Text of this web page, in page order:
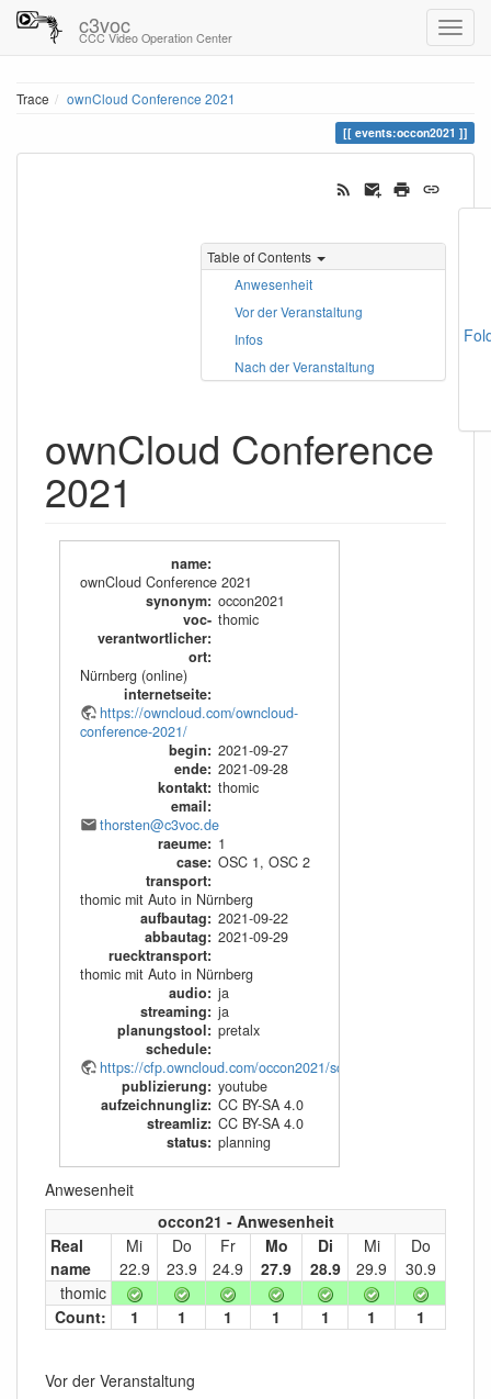
c3voc
CCC Video Operation Center
Trace ownCloud Conference 2021
events:occon2021
Table of Contents
Anwesenheit
Vor der Veranstaltung
Infos
Nach der Veranstaltung
ownCloud Conference
2021
name:
ownCloud Conference 2021
synonym: occon2021
voc-
verantwortlicher:
thomic
ort:
Nürnberg (online)
internetseite:
https://owncloud.com/owncloud-
conference-2021/
begin: 2021-09-27
ende: 2021-09-28
kontakt: thomic
email:
thorsten@c3voc.de
raeume: 1
case: OSC 1,OSC 2
transport:
thomic mit Auto in Nürnberg
aufbautag: 2021-09-22
abbautag: 2021-09-29
ruecktransport:
thomic mit Auto in Nürnberg
audio: ja
streaming: ja
planungstool: pretalx
schedule:
https://cfp.owncloud.com/occon2021/schedule/
publizierung: youtube
aufzeichnungliz: CC BY-SA 4.0
streamliz: CC BY-SA 4.0
status: planning
Anwesenheit
occon21 - Anwesenheit
Real
name
Mi
22.9
Do
23.9
Fr
24.9
Mo
27.9
Di
28.9
Mi
29.9
Do
30.9
thomic
Count:
1 1 1 1 1 1 1
Vor der Veranstaltung